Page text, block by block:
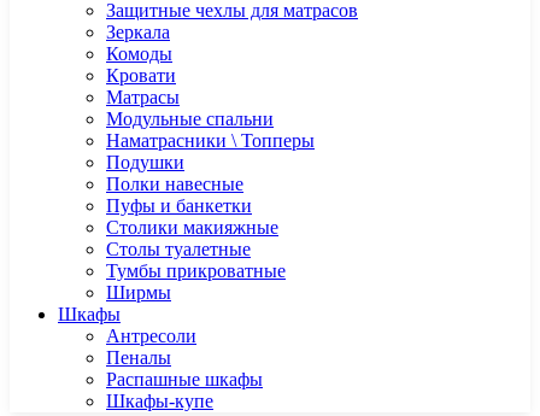
Защитные чехлы для матрасов
Зеркала
Комоды
Кровати
Матрасы
Модульные спальни
Наматрасники \ Топперы
Подушки
Полки навесные
Пуфы и банкетки
Столики макияжные
Столы туалетные
Тумбы прикроватные
Ширмы
Шкафы
Антресоли
Пеналы
Распашные шкафы
Шкафы-купе